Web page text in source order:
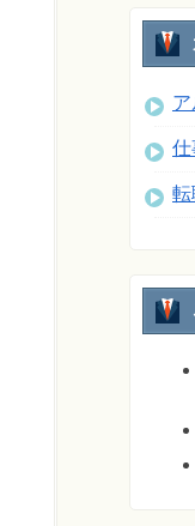
ア
仕
転